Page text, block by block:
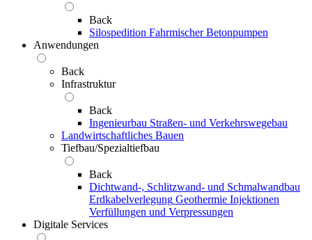
Back
Silospedition Fahrmischer Betonpumpen
Anwendungen
Back
Infrastruktur
Back
Ingenieurbau Straßen- und Verkehrswegebau
Landwirtschaftliches Bauen
Tiefbau/Spezialtiefbau
Back
Dichtwand-, Schlitzwand- und Schmalwandbau
Erdkabelverlegung Geothermie Injektionen
Verfüllungen und Verpressungen
Digitale Services